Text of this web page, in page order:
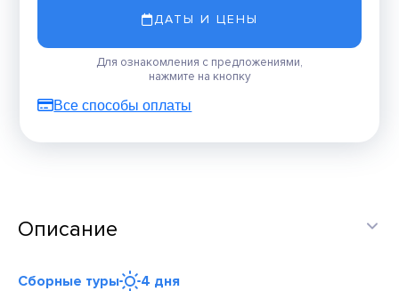
ДАТЫ И ЦЕНЫ
Для ознакомления с предложениями,
нажмите на кнопку
Все способы оплаты
Описание
Сборные туры
4 дня